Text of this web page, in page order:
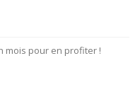
mois pour en profiter !